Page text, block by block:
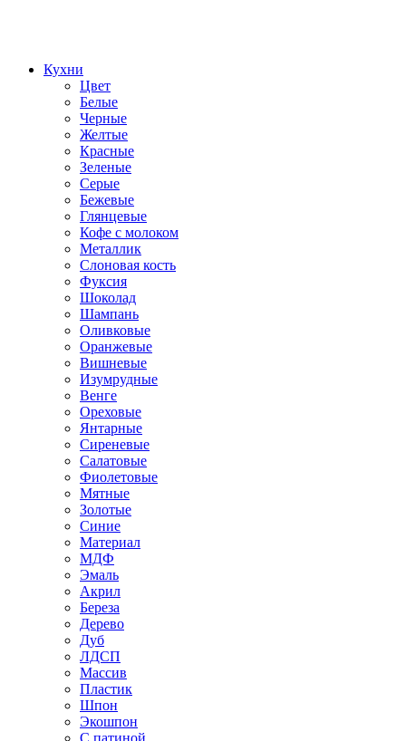
Кухни
Цвет
Белые
Черные
Желтые
Красные
Зеленые
Серые
Бежевые
Глянцевые
Кофе с молоком
Металлик
Слоновая кость
Фуксия
Шоколад
Шампань
Оливковые
Оранжевые
Вишневые
Изумрудные
Венге
Ореховые
Янтарные
Сиреневые
Салатовые
Фиолетовые
Мятные
Золотые
Синие
Материал
МДФ
Эмаль
Акрил
Береза
Дерево
Дуб
ЛДСП
Массив
Пластик
Шпон
Экошпон
С патиной